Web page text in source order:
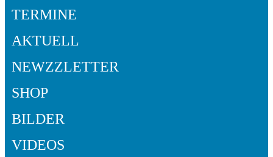
TERMINE
AKTUELL
NEWZZLETTER
SHOP
BILDER
VIDEOS